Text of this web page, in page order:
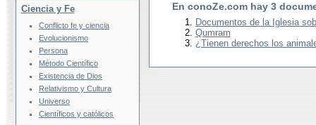
En conoZe.com hay3
Documentos de la Iglesia
Qumram
¿Tienen derechos los
Ciencia y Fe
Conflicto fe y ciencia
Evolucionismo
Persona
Método Científico
Existencia de Dios
Relativismo y Cultura
Universo
Científicos y católicos